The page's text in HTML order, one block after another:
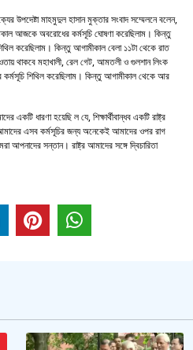
উপদেষ্টা মাহমুদুল হাসান মুক্তার সংবাদ সম্মেলনে বলেন,
আজকে অবরোধের কর্মসূচি ঘোষণা করেছিলাম। কিন্তু
করেছিলাম। কিন্তু আগামীকাল বেলা ১১টা থেকে রাত
থাকবে মহাখালী, রেল গেট, আমতলী ও গুলশান লিংক
শিথিল করেছিলাম। কিন্তু আগামীকাল থেকে আর
ধারণা হয়েছি ল যে, শিক্ষার্থীবান্ধব একটি রাষ্ট্র
আমাদের এসব কর্মসূচির জন্য অনেকেই আমাদের ওপর রাগ
সন্তান। রাষ্ট্র আমাদের সঙ্গে দ্বিচারিতা